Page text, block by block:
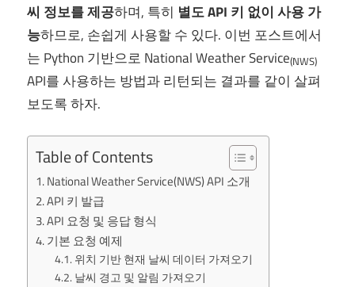
씨 정보를 제공하며, 특히 별도 API 키 없이 사용 가
능하므로, 손쉽게 사용할 수 있다. 이번 포스트에서
는 Python 기반으로 National Weather Service(NWS)
API를 사용하는 방법과 리턴되는 결과를 같이 살펴
보도록 하자.
Table of Contents
National Weather Service(NWS) API 소개
API 키 발급
API 요청 및 응답 형식
기본 요청 예제
위치 기반 현재 날씨 데이터 가져오기
날씨 경고 및 알림 가져오기